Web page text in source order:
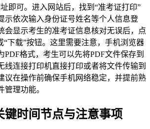
即可。进入网站后，找到“准考证打印”
示依次输入身份证号姓名等个人信息登
会显示考生的准考证信息核对无误后，点
“下载”按钮。这里需要注意，手机浏览器
PDF格式，考生可以先将PDF文件保存到
线连接打印机直接打印或者将文件传输到
议在操作前确保手机网络稳定，并提前熟
管理功能。
键时间节点与注意事项